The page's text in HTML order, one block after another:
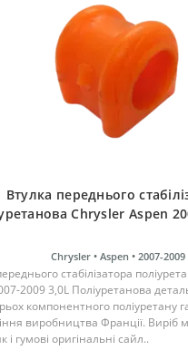
Втулка переднього
Chrysler Aspen
Chrysler • Aspen • 2007-2009
стабілізатора
2009 3,0L Поліуретанова
компонентного поліуретану
виробництва Франції. Виріб
і гумові оригінальні сайл..